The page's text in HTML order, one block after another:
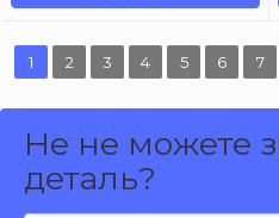
1 2 3 4 5 6 7
Не не можете
деталь?